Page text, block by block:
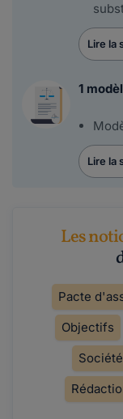
Lire la
1
Lire la
Les
Pacte
Objectifs
Société